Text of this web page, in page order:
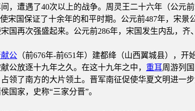
，遭遇了40次以上的战争。周灵王二十六年（公
宋国保证了十余年的和平时期。公元前487年，宋景
国再次强盛起来。公元前286年，宋国发生内乱，齐
公 （前676年-前651年）建都绛（山西翼城县），
公放逐十九年之久。在这十九年之中， 重耳周游列
占领了南方的大片领土。晋军南征促使华夏文明进一
国家，史称“三家分晋”。